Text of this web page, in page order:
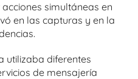
simultáneas en
en las capturas y en la
utilizaba diferentes
de mensajería